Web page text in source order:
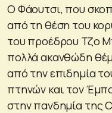
Ο Φάουτσι, που
από τη θέση του
του προέδρου Τζο
πολλά ακανθώδη
από την επιδημία
πτηνών και τον
στην πανδημία της